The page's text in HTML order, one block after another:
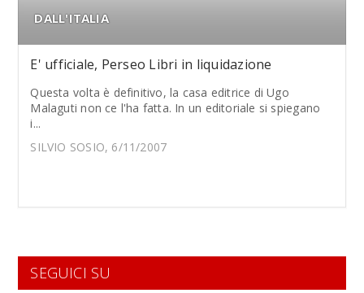
DALL'ITALIA
E' ufficiale, Perseo Libri in liquidazione
Questa volta è definitivo, la casa editrice di Ugo
Malaguti non ce l'ha fatta. In un editoriale si spiegano
i...
SILVIO SOSIO, 6/11/2007
SEGUICI SU